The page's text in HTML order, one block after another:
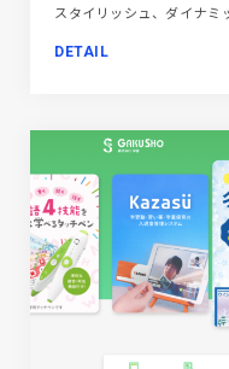
DETAIL